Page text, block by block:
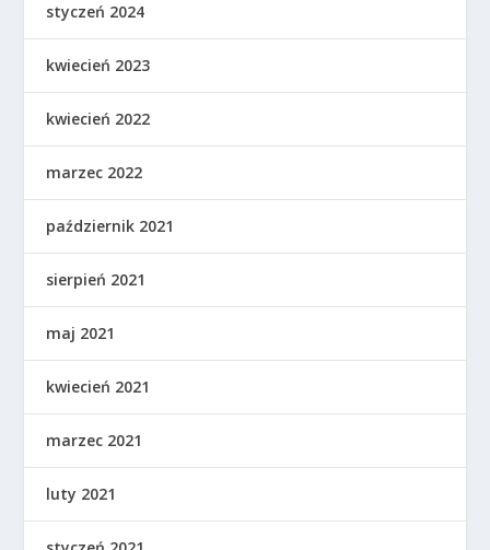
styczeń 2024
kwiecień 2023
kwiecień 2022
marzec 2022
październik 2021
sierpień 2021
maj 2021
kwiecień 2021
marzec 2021
luty 2021